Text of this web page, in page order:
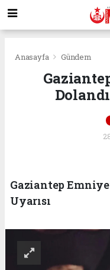
Anasayfa Gündem
Gaziantep
Uyarısı